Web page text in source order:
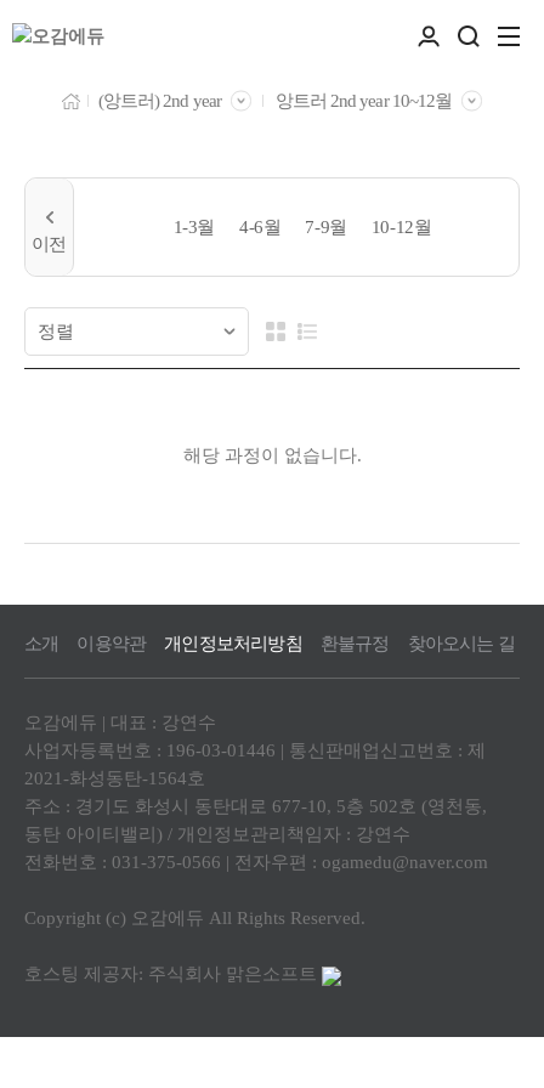
(앙트러) 2nd year 앙트러 2nd year 10~12월
1-3월 4-6월 7-9월 10-12월
해당 과정이 없습니다.
소개 이용약관 개인정보처리방침 환불규정 찾아오시는 길
오감에듀 | 대표 : 강연수
사업자등록번호 : 196-03-01446 | 통신판매업신고번호 : 제
2021-화성동탄-1564호
주소 : 경기도 화성시 동탄대로 677-10, 5층 502호 (영천동,
동탄 아이티밸리) / 개인정보관리책임자 : 강연수
전화번호 : 031-375-0566 | 전자우편 : ogamedu@naver.com
Copyright (c) 오감에듀 All Rights Reserved.
호스팅 제공자: 주식회사 맑은소프트